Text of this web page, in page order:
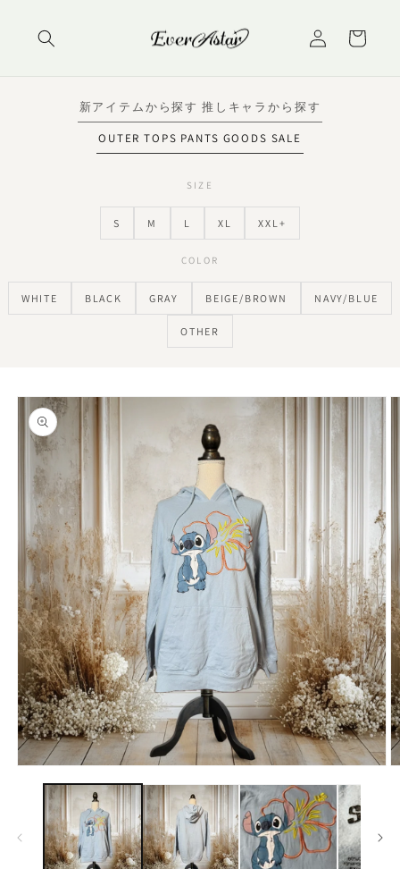
進む
グ
イ
ー
新アイテムから探す 推しキャラから探す
OUTER TOPS PANTS GOODS SALE
SIZE
S M L XL XXL+
COLOR
WHITE BLACK GRAY BEIGE/BROWN NAVY/BLUE
OTHER
商品情
報にス
キップ
で